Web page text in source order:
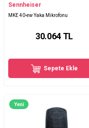
Sennheiser
MKE 40-ew Yaka Mikrofonu
30.064TL
Sepete Ekle
Yeni